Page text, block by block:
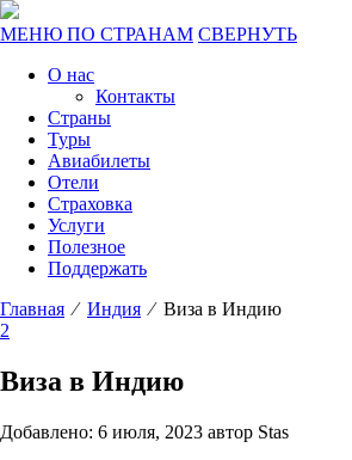
МЕНЮ ПО СТРАНАМ СВЕРНУТЬ
О нас
Контакты
Страны
Туры
Авиабилеты
Отели
Страховка
Услуги
Полезное
Поддержать
Главная ⁄ Индия ⁄ Виза в Индию
2
Виза в Индию
Добавлено: 6 июля, 2023 автор Stas